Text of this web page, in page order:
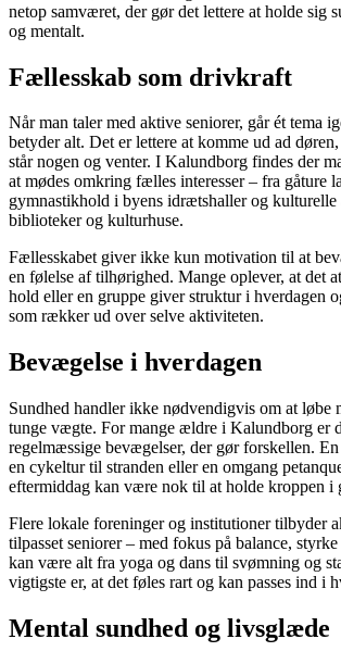
netop samværet, der gør det lettere at holde sig
og mentalt.
Fællesskab som drivkraft
Når man taler med aktive seniorer, går ét tema
betyder alt. Det er lettere at komme ud ad
står nogen og venter. I Kalundborg findes der
at mødes omkring fælles interesser – fra gåture
gymnastikhold i byens idrætshaller og kulturelle
biblioteker og kulturhuse.
Fællesskabet giver ikke kun motivation til at
en følelse af tilhørighed. Mange oplever, at det
hold eller en gruppe giver struktur i hverdagen
som rækker ud over selve aktiviteten.
Bevægelse i hverdagen
Sundhed handler ikke nødvendigvis om at løbe
tunge vægte. For mange ældre i Kalundborg er
regelmæssige bevægelser, der gør forskellen.
en cykeltur til stranden eller en omgang
eftermiddag kan være nok til at holde kroppen i
Flere lokale foreninger og institutioner tilbyder
tilpasset seniorer – med fokus på balance,
kan være alt fra yoga og dans til svømning og
vigtigste er, at det føles rart og kan passes ind i
Mental sundhed og livsglæde